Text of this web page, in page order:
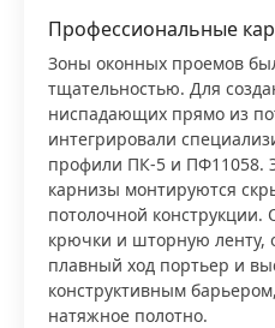
Профессиональные
Зоны оконных проемов
тщательностью. Для
ниспадающих прямо из
интегрировали
профили ПК-5 и ПФ11058.
карнизы монтируются
потолочной
крючки и шторную ленту,
плавный ход портьер и
конструктивным
натяжное полотно.